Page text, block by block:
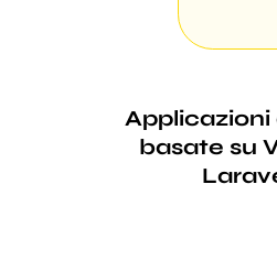
basate su